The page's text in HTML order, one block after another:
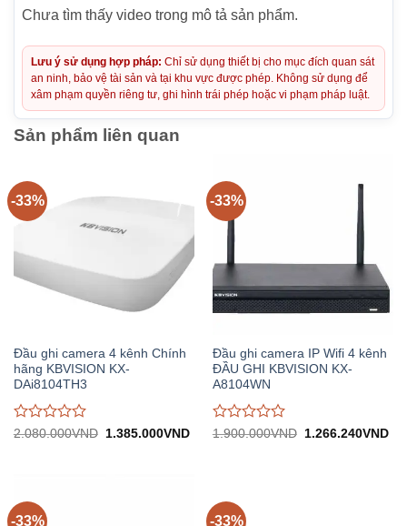
Chưa tìm thấy video trong mô tả sản phẩm.
Lưu ý sử dụng hợp pháp: Chỉ sử dụng thiết bị cho mục đích quan sát
an ninh, bảo vệ tài sản và tại khu vực được phép. Không sử dụng để
xâm phạm quyền riêng tư, ghi hình trái phép hoặc vi phạm pháp luật.
Sản phẩm liên quan
-33%
Đầu ghi camera 4 kênh Chính
hãng KBVISION KX-
DAi8104TH3
Được
5
2.080.000VND
Giá
1.385.000VNDGiá
-33%
Đầu ghi camera IP Wifi 4 kênh
ĐẦU GHI KBVISION KX-
A8104WN
Được
5
1.900.000VND
Giá
1.266.240VNDGiá
-33% -33%